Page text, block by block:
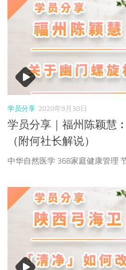
学员分享 2020年9月30日
学员分享｜福州陈颖慧
（附何社长解说）
中华自然医学 368家庭健康管理